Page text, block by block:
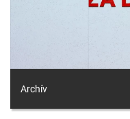
Archív